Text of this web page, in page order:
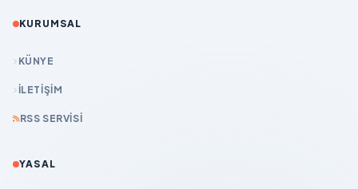
KURUMSAL
KÜNYE
İLETIŞIM
RSS SERVISI
YASAL